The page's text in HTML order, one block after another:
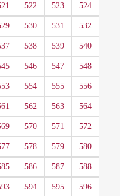
522 523 524
530 531 532
538 539 540
546 547 548
554 555 556
562 563 564
570 571 572
578 579 580
586 587 588
594 595 596